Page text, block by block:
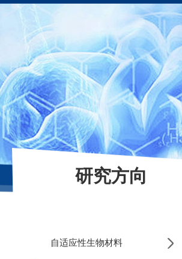
研究方向
自适应性生物材料